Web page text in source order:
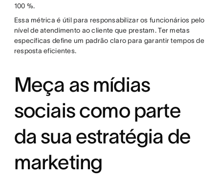
100 %.
Essa métrica é útil para responsabilizar os funcionários pelo
nível de atendimento ao cliente que prestam. Ter metas
específicas define um padrão claro para garantir tempos de
resposta eficientes.
Meça as mídias
sociais como parte
da sua estratégia de
marketing